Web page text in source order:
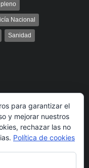
pleno
Nacional
Sanidad
para garantizar el
y mejorar nuestros
rechazar las no
Política de cookies